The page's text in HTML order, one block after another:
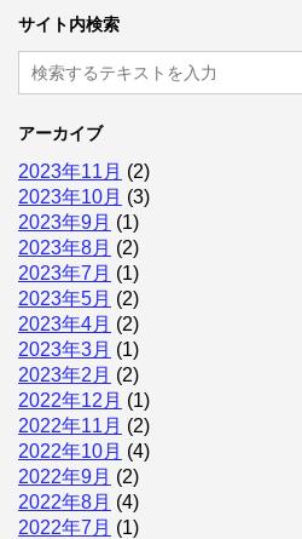
サイト内検索
アーカイブ
2023年11月 (2)
2023年10月 (3)
2023年9月 (1)
2023年8月 (2)
2023年7月 (1)
2023年5月 (2)
2023年4月 (2)
2023年3月 (1)
2023年2月 (2)
2022年12月 (1)
2022年11月 (2)
2022年10月 (4)
2022年9月 (2)
2022年8月 (4)
2022年7月 (1)